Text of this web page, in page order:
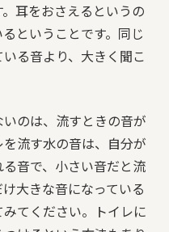
耳をおさえるというの
ということです。同じ
る音より、大きく聞こ
のは、流すときの音が
流す水の音は、自分が
音で、小さい音だと流
大きな音になっている
てください。トイレに